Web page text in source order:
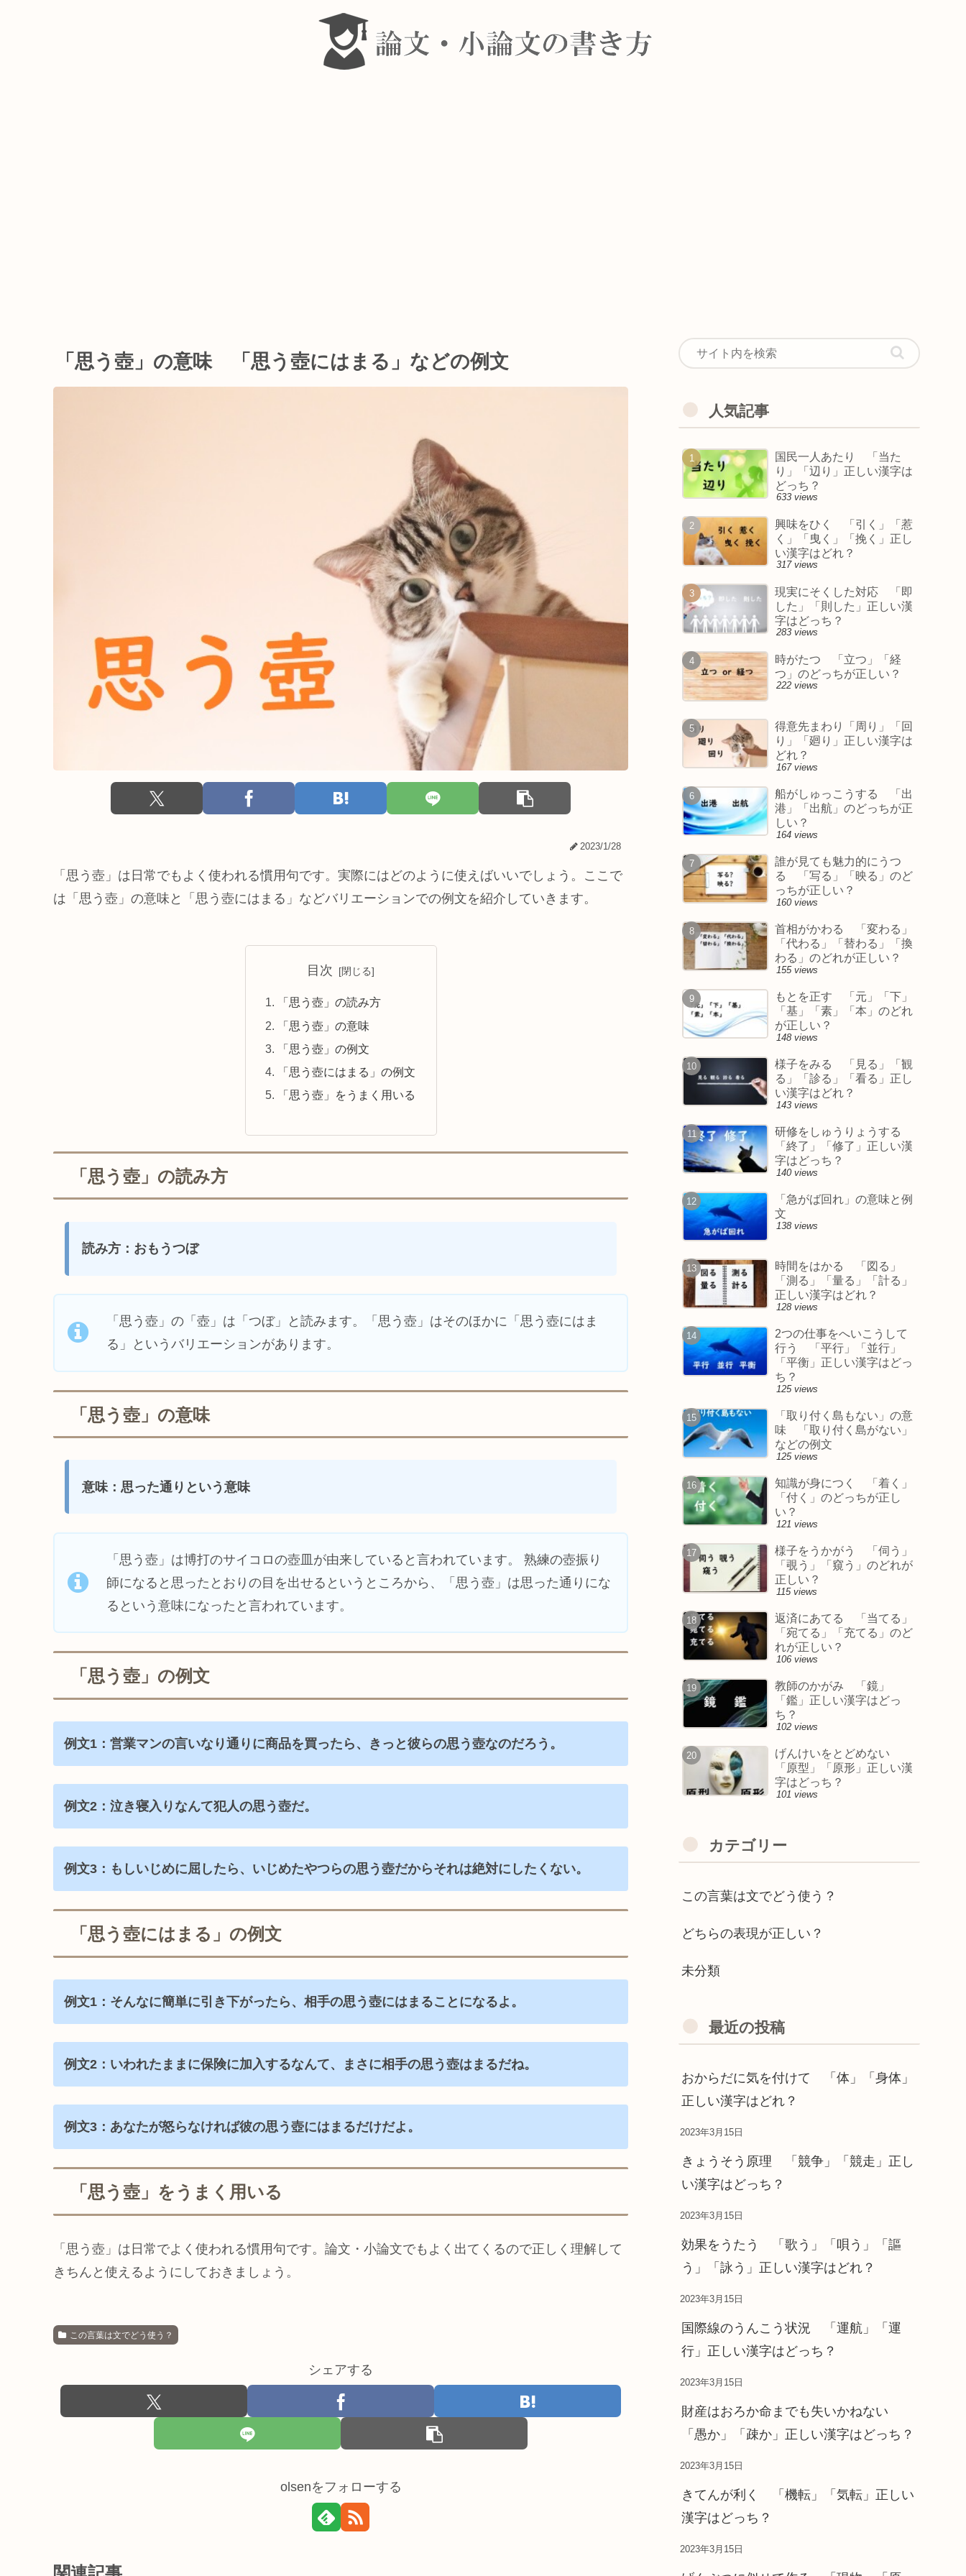
「思う壺」の意味 「思う壺にはまる」などの例文
2023/1/28
「思う壺」は日常でもよく使われる慣用句です。実際にはどのように使えばいいでしょう。ここで
は「思う壺」の意味と「思う壺にはまる」などバリエーションでの例文を紹介していきます。
目次
「思う壺」の読み方
「思う壺」の意味
「思う壺」の例文
「思う壺にはまる」の例文
「思う壺」をうまく用いる
「思う壺」の読み方
読み方：おもうつぼ
「思う壺」の「壺」は「つぼ」と読みます。「思う壺」はそのほかに「思う壺にはま
る」というバリエーションがあります。
「思う壺」の意味
意味：思った通りという意味
「思う壺」は博打のサイコロの壺皿が由来していると言われています。 熟練の壺振り
師になると思ったとおりの目を出せるというところから、「思う壺」は思った通りにな
るという意味になったと言われています。
「思う壺」の例文
例文1：営業マンの言いなり通りに商品を買ったら、きっと彼らの思う壺なのだろう。
例文2：泣き寝入りなんて犯人の思う壺だ。
例文3：もしいじめに屈したら、いじめたやつらの思う壺だからそれは絶対にしたくない。
「思う壺にはまる」の例文
例文1：そんなに簡単に引き下がったら、相手の思う壺にはまることになるよ。
例文2：いわれたままに保険に加入するなんて、まさに相手の思う壺はまるだね。
例文3：あなたが怒らなければ彼の思う壺にはまるだけだよ。
「思う壺」をうまく用いる
「思う壺」は日常でよく使われる慣用句です。論文・小論文でもよく出てくるので正しく理解して
きちんと使えるようにしておきましょう。
この言葉は文でどう使う？
シェアする
olsenをフォローする
人気記事
国民一人あたり 「当た
り」「辺り」正しい漢字は
どっち？
633 views
興味をひく 「引く」「惹
く」「曳く」「挽く」正し
い漢字はどれ？
317 views
現実にそくした対応 「即
した」「則した」正しい漢
字はどっち？
283 views
時がたつ 「立つ」「経
つ」のどっちが正しい？
222 views
得意先まわり「周り」「回
り」「廻り」正しい漢字は
どれ？
167 views
船がしゅっこうする 「出
港」「出航」のどっちが正
しい？
164 views
誰が見ても魅力的にうつ
る 「写る」「映る」のど
っちが正しい？
160 views
首相がかわる 「変わる」
「代わる」「替わる」「換
わる」のどれが正しい？
155 views
もとを正す 「元」「下」
「基」「素」「本」のどれ
が正しい？
148 views
様子をみる 「見る」「観
る」「診る」「看る」正し
い漢字はどれ？
143 views
研修をしゅうりょうする
「終了」「修了」正しい漢
字はどっち？
140 views
「急がば回れ」の意味と例
文
138 views
時間をはかる 「図る」
「測る」「量る」「計る」
正しい漢字はどれ？
128 views
2つの仕事をへいこうして
行う 「平行」「並行」
「平衡」正しい漢字はどっ
ち？
125 views
「取り付く島もない」の意
味 「取り付く島がない」
などの例文
125 views
知識が身につく 「着く」
「付く」のどっちが正し
い？
121 views
様子をうかがう 「伺う」
「覗う」「窺う」のどれが
正しい？
115 views
返済にあてる 「当てる」
「宛てる」「充てる」のど
れが正しい？
106 views
教師のかがみ 「鏡」
「鑑」正しい漢字はどっ
ち？
102 views
げんけいをとどめない
「原型」「原形」正しい漢
字はどっち？
101 views
カテゴリー
この言葉は文でどう使う？
どちらの表現が正しい？
未分類
最近の投稿
おからだに気を付けて 「体」「身体」
正しい漢字はどれ？
2023年3月15日
きょうそう原理 「競争」「競走」正し
い漢字はどっち？
2023年3月15日
効果をうたう 「歌う」「唄う」「謳
う」「詠う」正しい漢字はどれ？
2023年3月15日
国際線のうんこう状況 「運航」「運
行」正しい漢字はどっち？
2023年3月15日
財産はおろか命までも失いかねない
「愚か」「疎か」正しい漢字はどっち？
2023年3月15日
きてんが利く 「機転」「気転」正しい
漢字はどっち？
2023年3月15日